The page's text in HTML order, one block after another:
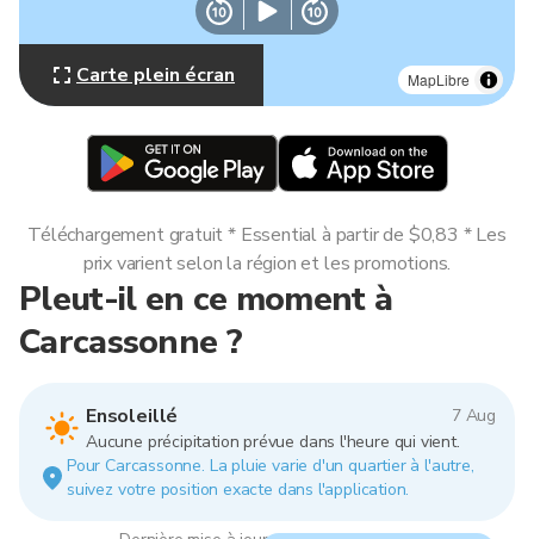
MapLibre
Carte plein écran
Pleut-il en ce moment à
Carcassonne ?
Ensoleillé
7 Aug
Aucune précipitation prévue dans l'heure qui vient.
Pour Carcassonne. La pluie varie d'un quartier à l'autre,
suivez votre position exacte dans l'application.
Téléchargement gratuit * Essential à partir de $0,83 * Les
prix varient selon la région et les promotions.